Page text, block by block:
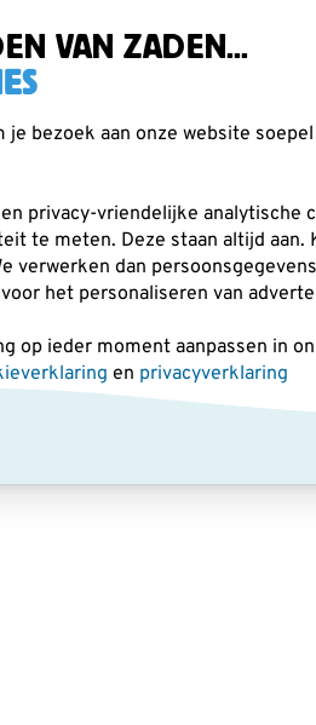
VAN ZADEN...
je bezoek aan onze website
privacy-vriendelijke analytische
te meten. Deze staan altijd
verwerken dan
het personaliseren van
op ieder moment aanpassen in
en privacyverklaring
Voederhuisjes & -
en Statiefkoppen